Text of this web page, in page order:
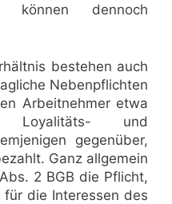
können dennoch
bestehen auch
Nebenpflichten
Arbeitnehmer etwa
Loyalitäts- und
gegenüber,
Ganz allgemein
2 BGB die Pflicht,
die Interessen des